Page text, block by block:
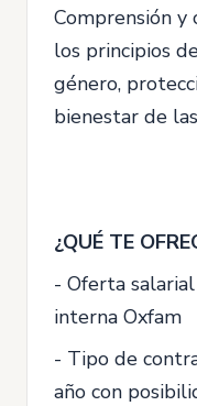
Comprensión y
los principios
género,
bienestar de
¿QUÉ TE
- Oferta
interna Oxfam
- Tipo de
año con